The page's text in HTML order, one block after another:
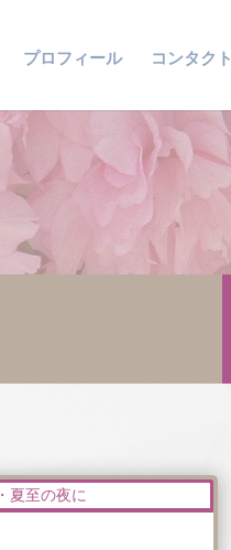
プロフィール コンタクト